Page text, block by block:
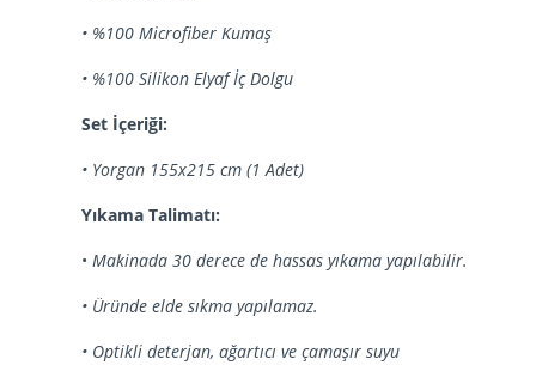
Almila Life Concept
Bize Ulaşın
En Yakın Almila
Hakkımızda
Kurulum & Teslimat
İnsan Kaynakları
• %100 Microfiber Kumaş
• %100 Silikon Elyaf İç Dolgu
Set İçeriği:
• Yorgan 155x215 cm (1 Adet)
Yıkama Talimatı:
• Makinada 30 derece de hassas yıkama yapılabilir.
• Üründe elde sıkma yapılamaz.
• Optikli deterjan, ağartıcı ve çamaşır suyu